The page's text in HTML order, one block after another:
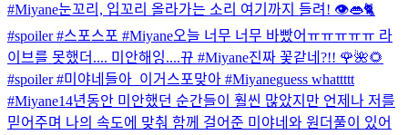
#Miyane눈꼬리, 입꼬리 올라가는 소리 여기까지 들려! 👁️👄🐈
#spoiler #스포스포 #Miyane오늘 너무 너무 바빴어ㅠㅠㅠㅠㅠ 라
이브를 못했더.... 미안해잉....뀨 #Miyane진짜 꽃같네?!! 🌹🌺🌻
#spoiler #미야네들아_이거스포맞아 #Miyaneguess whattttt
#Miyane14년동안 미안했던 순간들이 훨씬 많았지만 언제나 저를
믿어주며 나의 속도에 맞춰 함께 걸어준 미야네와 원더풀이 있어